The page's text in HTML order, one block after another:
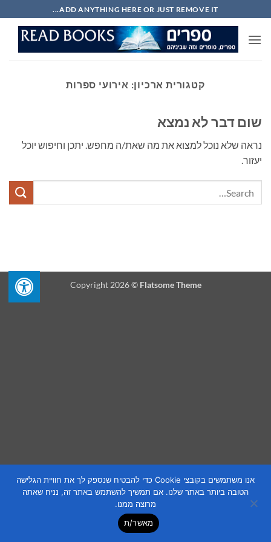
to
content
ADD ANYTHING HERE OR JUST REMOVE IT...
קטגורית ארכיון: אירועי ספרות
שום דבר לא נמצא
נראה שלא נוכל למצוא את מה שאת/ה מחפש. יתכן וחיפוש יוכל
יעזור.
Copyright 2026 © Flatsome Theme
אנו משתמשים בקובצי Cookie כדי להבטיח שנספק לך את חוויית הגלישה
הטובה ביותר באתר שלנו. אם תמשיך להשתמש באתר זה, נניח שאתה
מרוצה ממנו.
מאשר/ת